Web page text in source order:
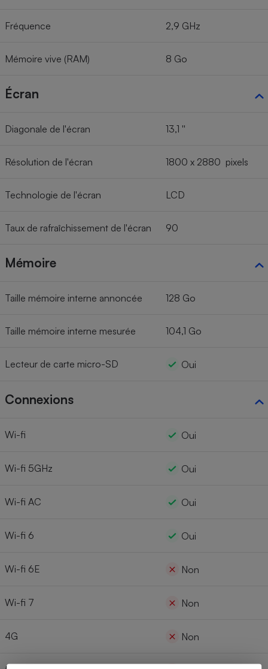
Fréquence 2,9 GHz
Mémoire vive (RAM) 8 Go
Écran
Diagonale de l'écran 13,1 ''
Résolution de l'écran 1800 x 2880 pixels
Technologie de l'écran LCD
Taux de rafraîchissement de l'écran 90
Mémoire
Taille mémoire interne annoncée 128 Go
Taille mémoire interne mesurée 104,1 Go
Lecteur de carte micro-SD Oui
Connexions
Wi-fi Oui
Wi-fi 5GHz Oui
Wi-fi AC Oui
Wi-fi 6 Oui
Wi-fi 6E Non
Wi-fi 7 Non
4G Non